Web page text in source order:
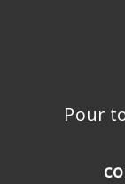
Pour